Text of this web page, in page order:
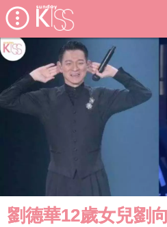
劉德華12歲女兒劉